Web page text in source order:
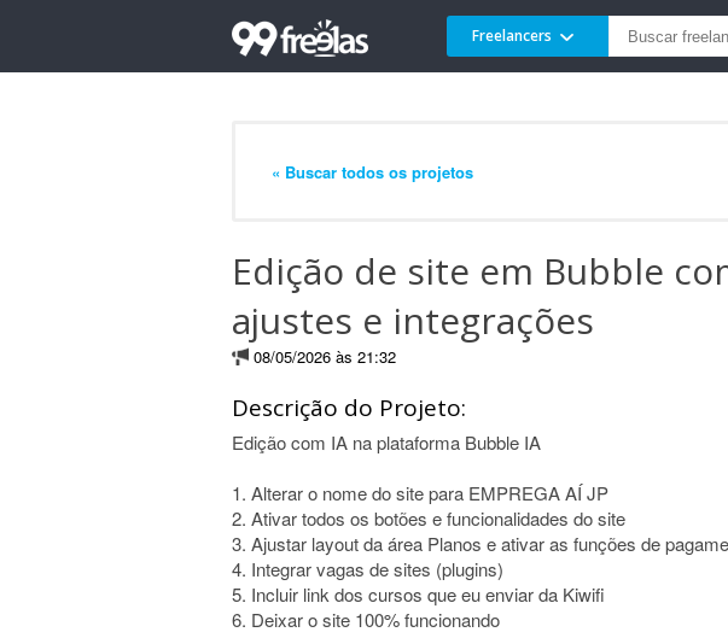
Freelancers
« Buscar todos os projetos
Edição de site em Bubble
ajustes e integrações
08/05/2026 às 21:32
Descrição do Projeto:
Edição com IA na plataforma Bubble IA
1. Alterar o nome do site para EMPREGA AÍ JP
2. Ativar todos os botões e funcionalidades do site
3. Ajustar layout da área Planos e ativar as funções de
4. Integrar vagas de sites (plugins)
5. Incluir link dos cursos que eu enviar da Kiwifi
6. Deixar o site 100% funcionando